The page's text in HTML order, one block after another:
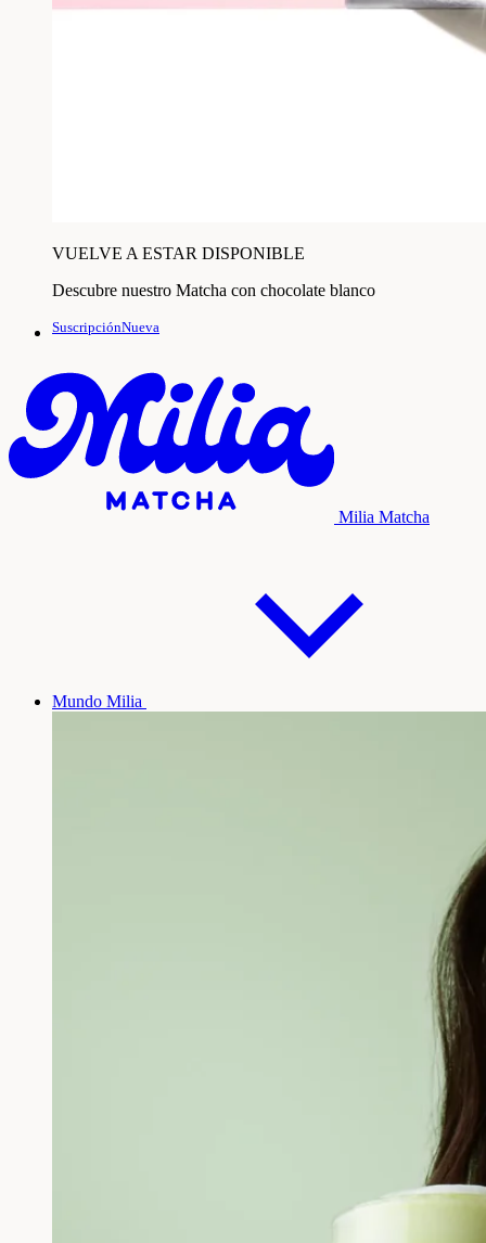
VUELVE A ESTAR DISPONIBLE
Descubre nuestro Matcha con chocolate blanco
SuscripciónNueva
Milia Matcha
Mundo Milia